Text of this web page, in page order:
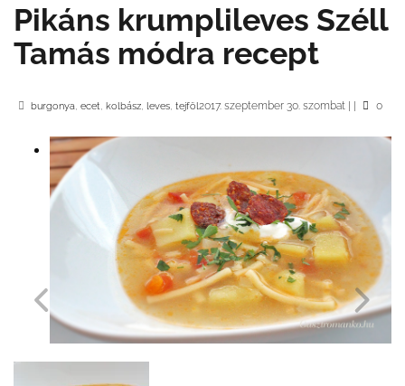
Pikáns krumplileves Széll
Tamás módra recept
2017. szeptember 30. szombat| | 0
burgonya, ecet kolbász, leves, tejföl